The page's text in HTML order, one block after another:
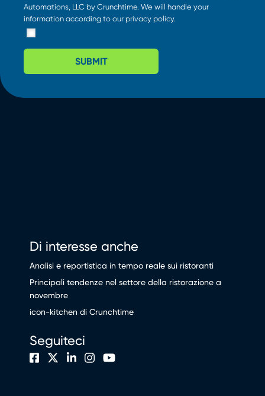
Automations, LLC by Crunchtime. We will handle your
information according to our privacy policy.
SUBMIT
Di interesse anche
Analisi e reportistica in tempo reale sui ristoranti
Principali tendenze nel settore della ristorazione a
novembre
icon-kitchen di Crunchtime
Seguiteci